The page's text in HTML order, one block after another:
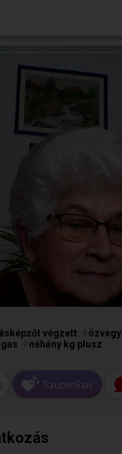
végzett özvegy
néhány kg plusz
SzuperSzív